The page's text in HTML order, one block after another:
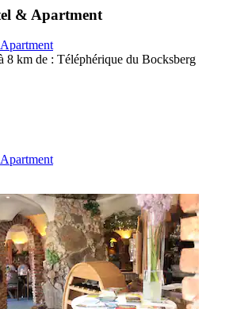
& Apartment
8 km de : Téléphérique du Bocksberg